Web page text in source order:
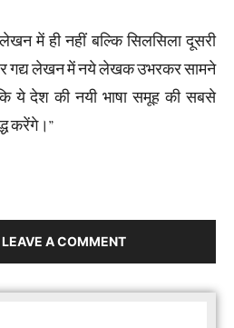
में ही नहीं बल्कि सिलसिला दूसरी
गद्य लेखन में नये लेखक उभरकर सामने
ये देश की नयी भाषा समूह की सबसे
करेंगे।”
A COMMENT